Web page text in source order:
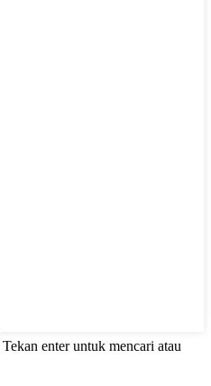
Tekan enter untuk mencari atau